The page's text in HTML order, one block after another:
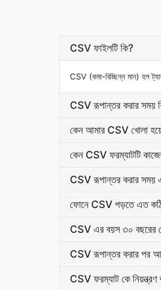
CSV ফাইলটি কি?
CSV (কমা-বিচ্ছিন্ন মান) হল
CSV রূপান্তর করার সময়
কেন আমার CSV খোলা
কেন CSV ফরম্যাটটি
CSV রূপান্তর করার সময়
ফোনে CSV পড়তে এত
CSV এর বয়স ৩০ বছরের
CSV রূপান্তর করার পর
CSV ফরম্যাট কে নিয়ন্ত্রণ